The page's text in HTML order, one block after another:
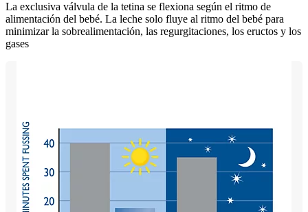
La exclusiva válvula de la tetina se flexiona según el ritmo de
alimentación del bebé. La leche solo fluye al ritmo del bebé para
minimizar la sobrealimentación, las regurgitaciones, los eructos y los
gases